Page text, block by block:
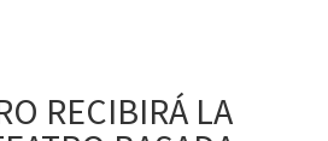
RECIBIRÁ LA